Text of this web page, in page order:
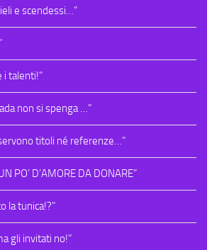
e scendessi…”
i talenti!”
non si spenga …”
titoli né referenze…”
PO’ D’AMORE DA DONARE”
la tunica!?”
gli invitati no!”